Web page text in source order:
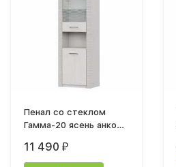
Пенал со стеклом
Гамма-20 ясень анкор
11 490 ₽